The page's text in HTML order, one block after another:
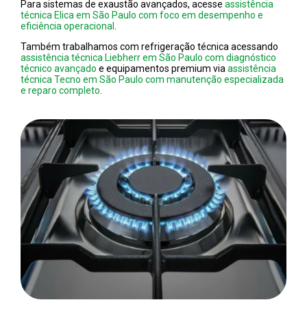
Para sistemas de exaustão avançados, acesse assistência
técnica Elica em São Paulo com foco em desempenho e
eficiência operacional
Também trabalhamos com refrigeração técnica acessando
assistência técnica Liebherr em São Paulo com diagnóstico
técnico avançado e equipamentos premium via assistência
técnica Tecno em São Paulo com manutenção especializada
e reparo completo